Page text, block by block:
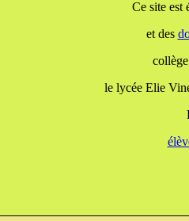
Ce site est
et des
le lycée Elie